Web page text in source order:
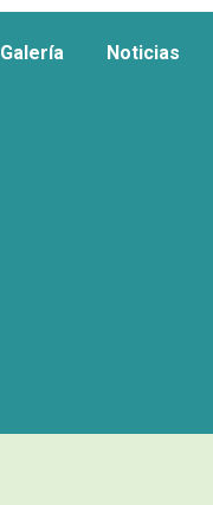
Galería Noticias